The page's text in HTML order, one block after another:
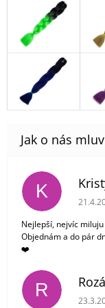
K
Nejlepší, nejvíc
Objednám a do pár
❤️
R